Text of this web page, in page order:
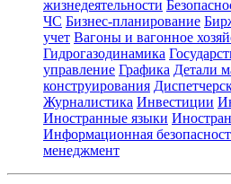
жизнедеятельности
ЧС Бизнес-планирование
учет Вагоны и вагонное
Гидрогазодинамика
управление Графика Детали
конструирования
Журналистика Инвестиции
Иностранные языки
Информационная
менеджмент